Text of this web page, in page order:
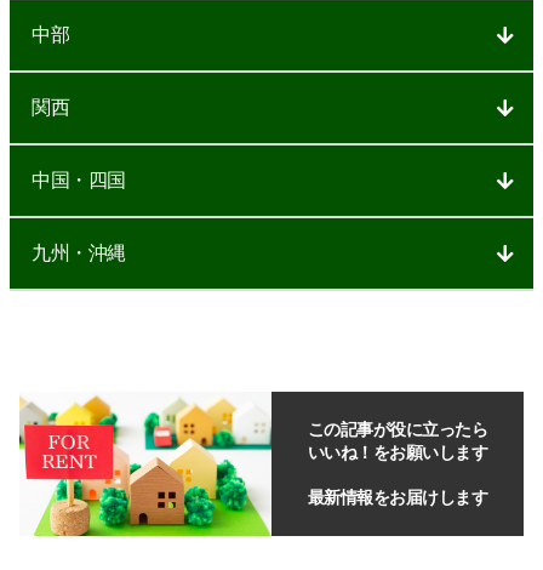
中部
関西
中国・四国
九州・沖縄
この記事が役に立ったら
いいね！をお願いします
最新情報をお届けします